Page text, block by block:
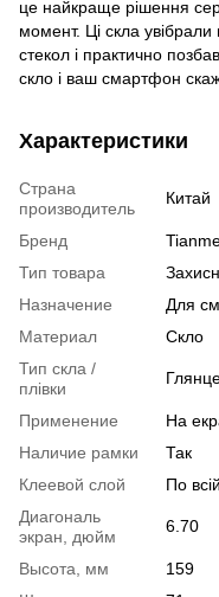
це найкраще рішення
момент. Ці скла
стекол і практично
скло і ваш смартфон
Характеристики
Страна
производитель
Китай
Бренд
Тип товара
Назначение
Для
Материал
Скло
Тип скла /
плівки
Применение
На
Наличие рамки
Так
Клеевой слой
По
Диагональ
экран, дюйм
6.70
Высота, мм
159